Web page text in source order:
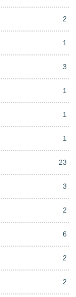
2
1
3
1
1
1
23
3
2
6
2
2